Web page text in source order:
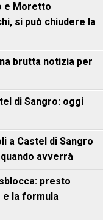
e Moretto
si può chiudere la
brutta notizia per
di Sangro: oggi
a Castel di Sangro
avverrà
presto
la formula